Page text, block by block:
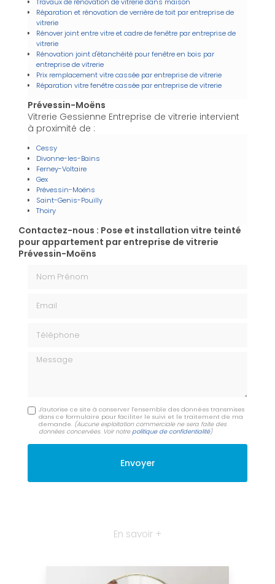
Réparation et rénovation de verrière de toit par entreprise de
vitrerie
Rénover joint entre vitre et cadre de fenêtre par entreprise de
vitrerie
Rénovation joint d'étanchéité pour fenêtre en bois par
entreprise de vitrerie
Prix remplacement vitre cassée par entreprise de vitrerie
Réparation vitre fenêtre cassée par entreprise de vitrerie
Prévessin-Moëns
Vitrerie Gessienne Entreprise de vitrerie intervient
à proximité de :
Cessy
Divonne-les-Bains
Ferney-Voltaire
Gex
Prévessin-Moëns
Saint-Genis-Pouilly
Thoiry
Contactez-nous : Pose et installation vitre teinté
pour appartement par entreprise de vitrerie
Prévessin-Moëns
Message
J'autorise ce site à conserver l'ensemble des données transmises
dans ce formulaire pour faciliter le suivi et le traitement de ma
demande. (Aucune exploitation commerciale ne sera faite des
données concervées. Voir notrepolitique de confidentialité)
En savoir +